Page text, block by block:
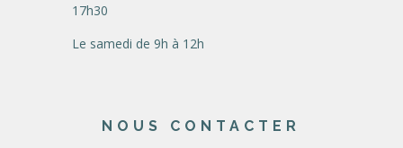
17h30
Le samedi de 9h à 12h
NOUS CONTACTER